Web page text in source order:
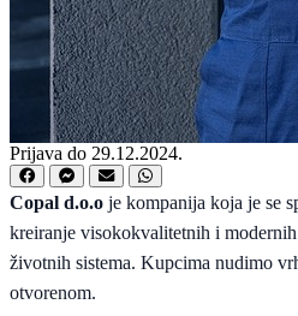
Prijava do 29.12.2024.
Copal d.o.o je kompanija koja je se
kreiranje visokokvalitetnih i
životnih sistema. Kupcima nudimo
otvorenom.